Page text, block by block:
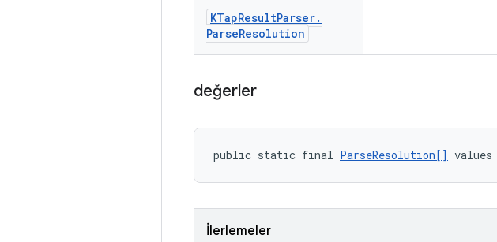
KTapResultParser.
ParseResolution
değerler
public static final ParseResolution[]
İlerlemeler